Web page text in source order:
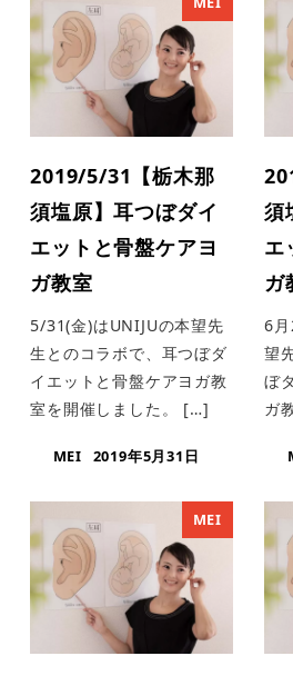
2019/5/31【栃木那
須塩原】耳つぼダイ
エットと骨盤ケアヨ
ガ教室
5/31(金)はUNIJUの本望先
生とのコラボで、耳つぼダ
イエットと骨盤ケアヨガ教
室を開催しました。 […]
MEI 2019年5月31日
須
エ
ガ
6
望
ぼ
ガ
MEI